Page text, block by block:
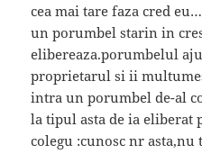
cea mai tare faza cred
un porumbel starin in
elibereaza.porumbelul
proprietarul si ii
intra un porumbel de-al
la tipul asta de ia eliberat
colegu :cunosc nr